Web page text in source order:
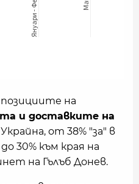
позициите на
и доставките на
Украйна, от 38% "за" в
30% към края на
на Гълъб Донев.